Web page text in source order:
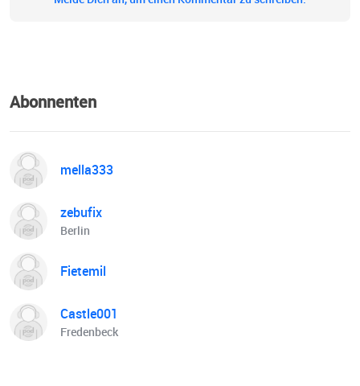
Abonnenten
mella333
zebufix
Berlin
Fietemil
Castle001
Fredenbeck